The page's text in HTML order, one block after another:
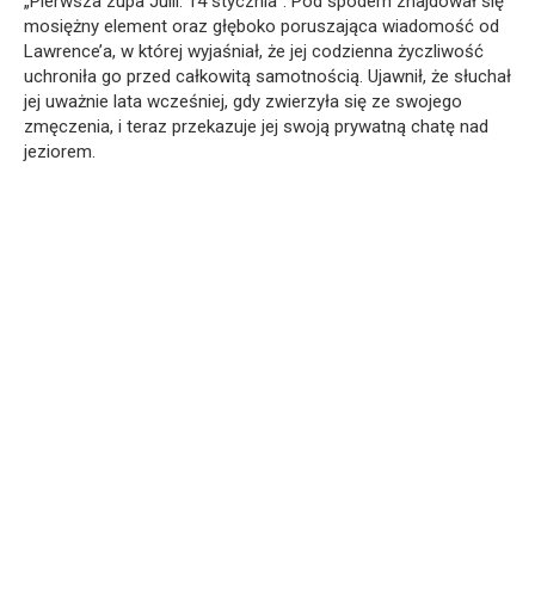
mosiężny element oraz głęboko poruszająca wiadomość od
Lawrence’a, w której wyjaśniał, że jej codzienna życzliwość
uchroniła go przed całkowitą samotnością. Ujawnił, że słuchał
jej uważnie lata wcześniej, gdy zwierzyła się ze swojego
zmęczenia, i teraz przekazuje jej swoją prywatną chatę nad
jeziorem.